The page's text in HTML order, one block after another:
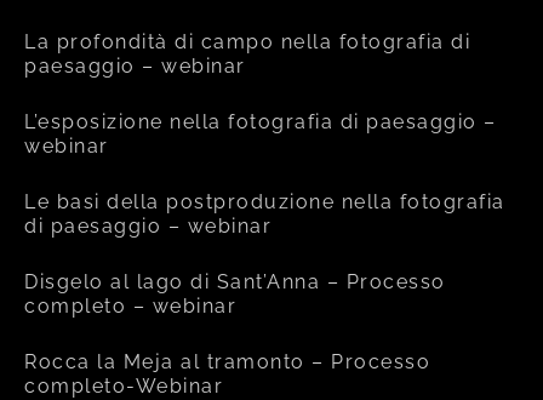
La profondità di campo nella fotografia di
paesaggio – webinar
L’esposizione nella fotografia di paesaggio –
webinar
Le basi della postproduzione nella fotografia
di paesaggio – webinar
Disgelo al lago di Sant’Anna – Processo
completo – webinar
Rocca la Meja al tramonto – Processo
completo-Webinar